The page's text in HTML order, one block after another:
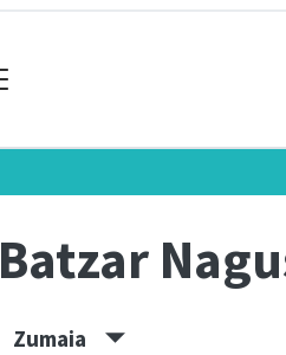
Batzar
Zumaia